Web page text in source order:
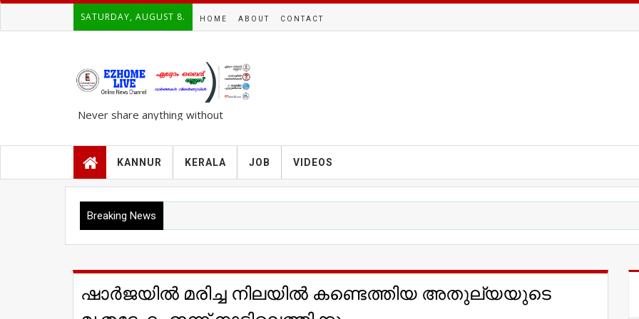
SATURDAY, AUGUST 8. HOME ABOUT CONTACT
Never share anything without
KANNUR KERALA JOB VIDEOS
Breaking News
ഷാർജയിൽ മരിച്ച നിലയിൽ കണ്ടെത്തിയ അതുല്യയുടെ